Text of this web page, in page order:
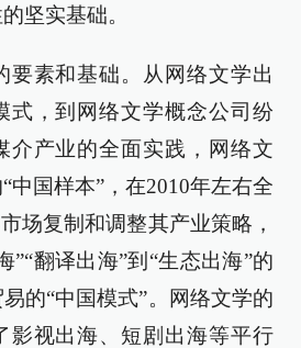
坚实基础。
要素和基础。从网络文学出
式，到网络文学概念公司纷
介产业的全面实践，网络文
中国样本”，在2010年左右全
场复制和调整其产业策略，
”“翻译出海”到“生态出海”的
的“中国模式”。网络文学的
影视出海、短剧出海等平行